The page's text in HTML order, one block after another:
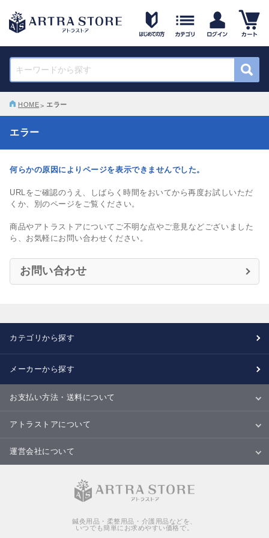
HOME エラー
エラー
何らかの原因によりページを表示できませんでした。
URLをご確認のうえ、しばらく時間をおいてから再度お試しいただ
くか、別のページをご覧ください。
商品やアトラストアについてご不明な点やご意見などございました
ら、お気軽にお問い合わせください。
お問い合わせ
カテゴリから探す
メーカーから探す
お支払い方法・送料について
お支払い方法
送料について
配送・納期
キャンセル・返品・交換について
アトラストアについて
当サイトについて
ご利用規約
ご利用ガイド
Ｑ＆Ａ
商品のご提案について
運営会社について
特定商取引法に基づく表記
個人情報の取扱いについて
鍼灸用品・柔整用品・介護用品などを、
いつでも簡単にお求めやすい価格で。